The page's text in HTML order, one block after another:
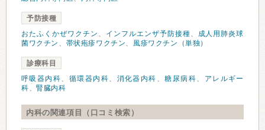
予防接種
おたふくかぜワクチン 、 インフルエンザ予防接種、
成人用肺炎球
菌ワクチン 、 帯状疱疹ワクチン、 風疹ワクチン（単独）
診療科目
呼吸器内科、 循環器内科、 消化器内科 、糖尿病科、 アレルギー
科、腎臓内科
内科の関連項目（口コミ検索）